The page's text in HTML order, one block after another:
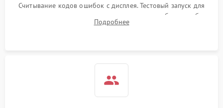
Считывание кодов ошибок с дисплея. Тестовый запуск для
выявления посторонних шумов, протечек или сбоев в работе
электронного модуля управления.
Подробнее